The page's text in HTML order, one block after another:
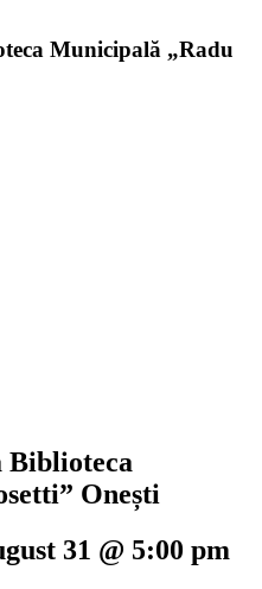
Municipală „Radu
Biblioteca
Onești
31 @ 5:00 pm